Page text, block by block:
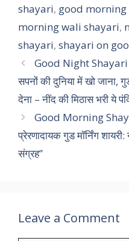
shayari, good
morning wali shayari,
shayari, shayari on
Good Night Shayari
सपनों की दुनिया में खो जाना,
देना – नींद की मिठास भरी ये
Good Morning
प्रेरणादायक गुड मॉर्निंग
संग्रह”
Leave a Comment